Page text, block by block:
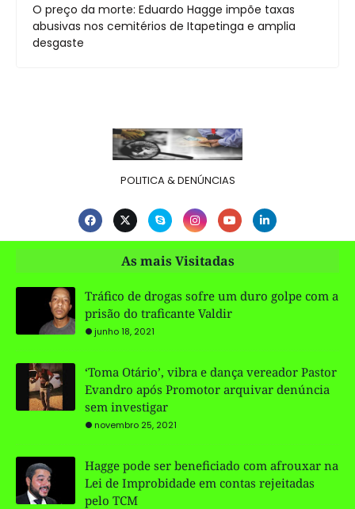
O preço da morte: Eduardo Hagge impõe taxas
abusivas nos cemitérios de Itapetinga e amplia
desgaste
POLITICA & DENÚNCIAS
As mais Visitadas
Tráfico de drogas sofre um duro golpe com a
prisão do traficante Valdir
junho 18, 2021
‘Toma Otário’, vibra e dança vereador Pastor
Evandro após Promotor arquivar denúncia
sem investigar
novembro 25, 2021
Hagge pode ser beneficiado com afrouxar na
Lei de Improbidade em contas rejeitadas
pelo TCM